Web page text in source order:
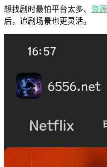
想找剧时最怕平台太多、 资源
后，追剧场景也更灵活。